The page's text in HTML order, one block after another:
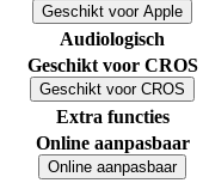
Geschikt voor Apple
Audiologisch
Geschikt voor CROS
Geschikt voor CROS
Extra functies
Online aanpasbaar
Online aanpasbaar